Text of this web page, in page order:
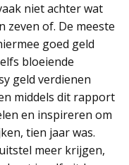
niet achter wat
zeven of. De meeste
goed geld
bloeiende
geld verdienen
middels dit rapport
en inspireren om
tien jaar was.
meer krijgen,